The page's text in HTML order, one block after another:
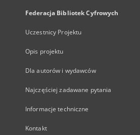
Federacja Bibliotek Cyfrowych
Uczestnicy Projektu
Opis projektu
Dla autorów i wydawców
Najczęściej zadawane pytania
Informacje techniczne
Kontakt